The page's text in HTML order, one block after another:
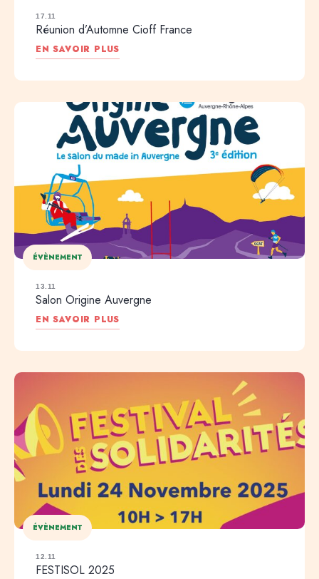
17.11
Réunion d’Automne Cioff France
EN SAVOIR PLUS
ÉVÈNEMENT
13.11
Salon Origine Auvergne
EN SAVOIR PLUS
ÉVÈNEMENT
12.11
FESTISOL 2025